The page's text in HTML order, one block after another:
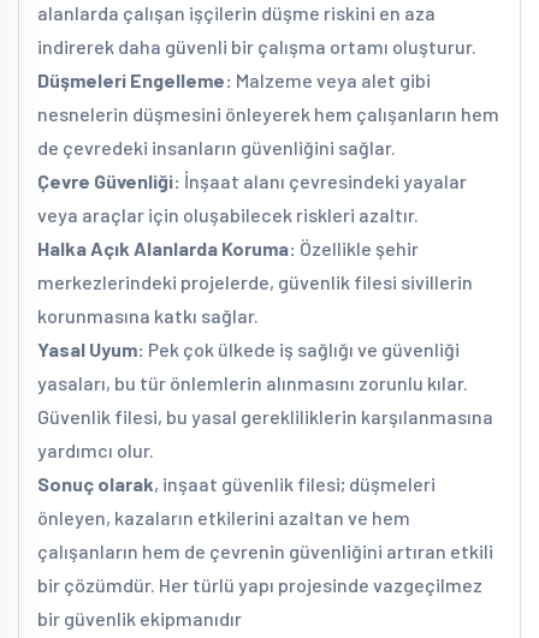
alanlarda çalışan işçilerin düşme riskini en aza
indirerek daha güvenli bir çalışma ortamı oluşturur.
Düşmeleri Engelleme: Malzeme veya alet gibi
nesnelerin düşmesini önleyerek hem çalışanların hem
de çevredeki insanların güvenliğini sağlar.
Çevre Güvenliği: İnşaat alanı çevresindeki yayalar
veya araçlar için oluşabilecek riskleri azaltır.
Halka Açık Alanlarda Koruma: Özellikle şehir
merkezlerindeki projelerde, güvenlik filesi sivillerin
korunmasına katkı sağlar.
Yasal Uyum: Pek çok ülkede iş sağlığı ve güvenliği
yasaları, bu tür önlemlerin alınmasını zorunlu kılar.
Güvenlik filesi, bu yasal gerekliliklerin karşılanmasına
yardımcı olur.
Sonuç olarak, inşaat güvenlik filesi; düşmeleri
önleyen, kazaların etkilerini azaltan ve hem
çalışanların hem de çevrenin güvenliğini artıran etkili
bir çözümdür. Her türlü yapı projesinde vazgeçilmez
bir güvenlik ekipmanıdır